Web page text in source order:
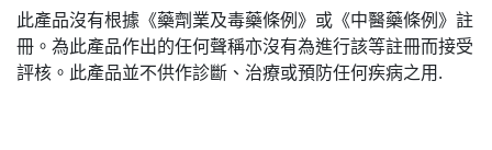
此產品沒有根據《藥劑業及毒藥條例》或《中醫藥條例》註
冊。為此產品作出的任何聲稱亦沒有為進行該等註冊而接受
評核。此產品並不供作診斷、治療或預防任何疾病之用.